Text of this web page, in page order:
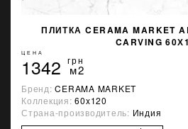
ПЛИТКА CERAMA MARKET
CARVING
ЦЕНА
1342 грн
м2
Бренд:CERAMA MARKET
Коллекция:60x120
Страна-производитель: Индия